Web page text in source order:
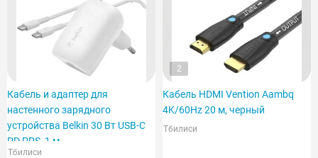
Кабель и адаптер для
настенного зарядного
устройства Belkin 30 Вт USB-C
PD PPS, 1 м
Тбилиси
2
Кабель HDMI Vention Aambq
4K/60Hz 20 м, черный
Тбилиси